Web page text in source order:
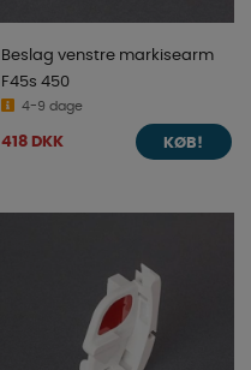
Beslag venstre markisearm
F45s 450
4-9 dage
418 DKK KØB!